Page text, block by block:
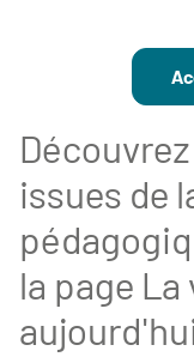
issues de
la page La